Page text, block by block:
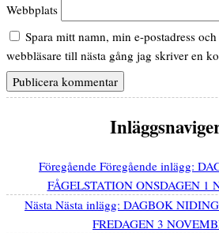
Webbplats
Spara mitt namn, min e-postadress
webbläsare till nästa gång jag skriver en
Föregående Föregående inlägg:
FÅGELSTATION ONSDAGEN 1
Nästa Nästa inlägg: DAGBOK
FREDAGEN 3